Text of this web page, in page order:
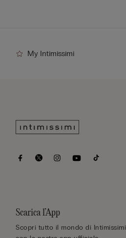
My Intimissimi
Scarica l’App
Scopri tutto il mondo di Intimissimi